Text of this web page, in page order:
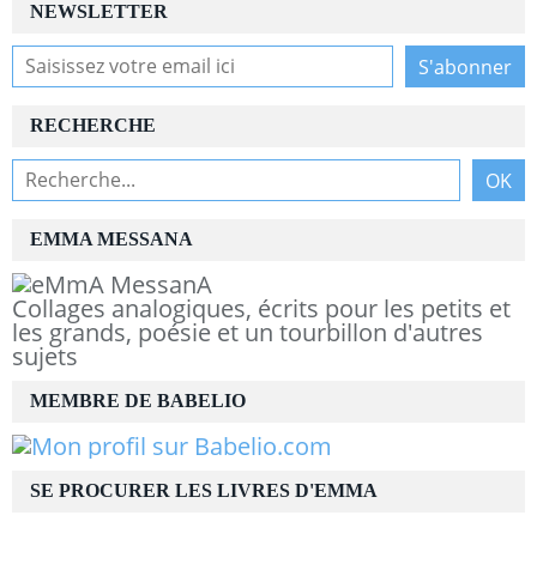
NEWSLETTER
RECHERCHE
EMMA MESSANA
Collages analogiques, écrits pour les petits et
les grands, poésie et un tourbillon d'autres
sujets
MEMBRE DE BABELIO
SE PROCURER LES LIVRES D'EMMA